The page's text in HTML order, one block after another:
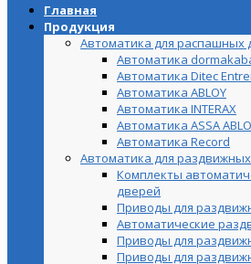
Главная
Продукция
Автоматика для распашных
Автоматика
Автоматика Ditec
Автоматика ABLOY
Автоматика INTERAX
Автоматика ASSA
Автоматика Record
Автоматика для
Комплекты
дверей
Приводы для
Автоматические
Приводы для
Приводы для